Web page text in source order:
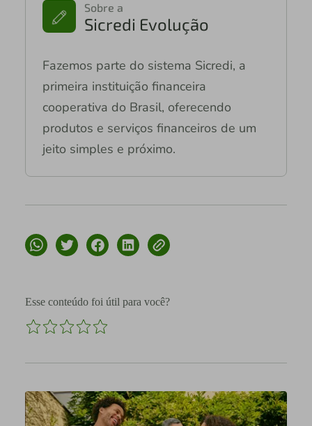
Sobre a
Sicredi Evolução
Fazemos parte do sistema Sicredi, a
primeira instituição financeira
cooperativa do Brasil, oferecendo
produtos e serviços financeiros de um
jeito simples e próximo.
Esse conteúdo foi útil para você?